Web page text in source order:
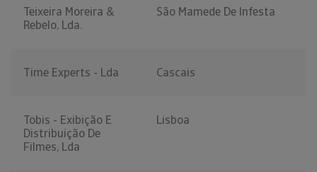
Teixeira Moreira &
Rebelo, Lda.
São Mamede De Infesta
Time Experts - Lda Cascais
Tobis - Exibição E
Distribuição De
Filmes, Lda
Lisboa